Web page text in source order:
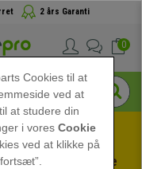
2 års Garanti
0
Eksklusive
Cookies til at
ved at
at studere din
i voresCookie
ved at klikke på